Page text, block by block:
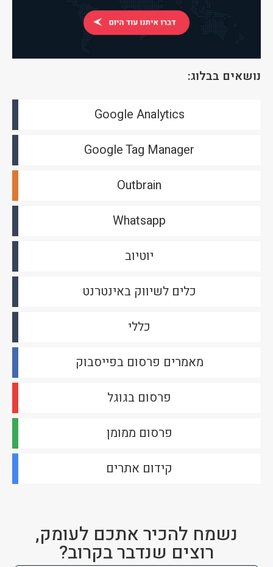
נושאים בבלוג:
Google Analytics
Google Tag Manager
Outbrain
Whatsapp
יוטיוב
כלים לשיווק באינטרנט
כללי
מאמרים פרסום בפייסבוק
פרסום בגוגל
פרסום ממומן
קידום אתרים
נשמח להכיר אתכם לעומק,
רוצים שנדבר בקרוב?